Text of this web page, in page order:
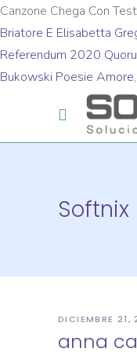
Canzone Chega Con
Briatore E Elisabetta
Referendum 2020
Bukowski Poesie Amore
Softnix
DICIEMBRE 21,
anna